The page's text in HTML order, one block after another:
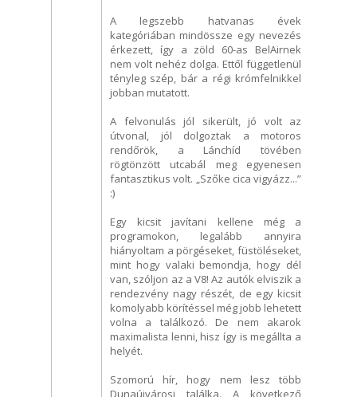
A legszebb hatvanas évek
kategóriában mindössze egy nevezés
érkezett, így a zöld 60-as BelAirnek
nem volt nehéz dolga. Ettől függetlenül
tényleg szép, bár a régi krómfelnikkel
jobban mutatott.
A felvonulás jól sikerült, jó volt az
útvonal, jól dolgoztak a motoros
rendőrök, a Lánchíd tövében
rögtönzött utcabál meg egyenesen
fantasztikus volt. „Szőke cica vigyázz...”
:)
Egy kicsit javítani kellene még a
programokon, legalább annyira
hiányoltam a pörgéseket, füstöléseket,
mint hogy valaki bemondja, hogy dél
van, szóljon az a V8! Az autók elviszik a
rendezvény nagy részét, de egy kicsit
komolyabb körítéssel még jobb lehetett
volna a találkozó. De nem akarok
maximalista lenni, hisz így is megállta a
helyét.
Szomorú hír, hogy nem lesz több
Dunaújvárosi találka. A következő